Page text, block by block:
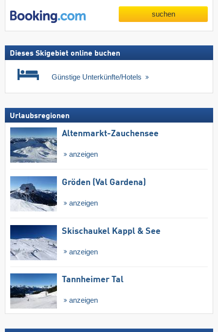
suchen
Dieses Skigebiet online buchen
Günstige Unterkünfte/Hotels
Urlaubsregionen
Altenmarkt-Zauchensee
anzeigen
Gröden (Val Gardena)
anzeigen
Skischaukel Kappl & See
anzeigen
Tannheimer Tal
anzeigen